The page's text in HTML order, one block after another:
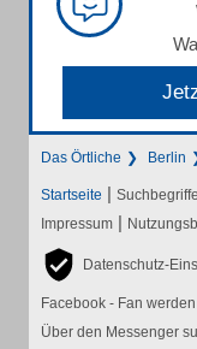
Das Örtliche Berlin
Startseite | Suchbegriffe
Impressum |
Datenschutz-
Facebook - Fan werden
Über den Messenger